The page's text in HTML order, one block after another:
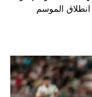
الموسم